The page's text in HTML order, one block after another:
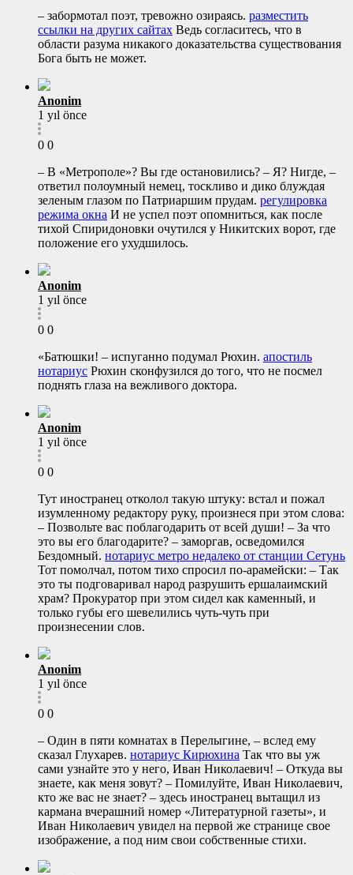
– забормотал поэт, тревожно озираясь. разместить
ссылки на других сайтах Ведь согласитесь, что в
области разума никакого доказательства существования
Бога быть не может.
Anonim
1 yıl önce
0 0
– В «Метрополе»? Вы где остановились? – Я? Нигде, –
ответил полоумный немец, тоскливо и дико блуждая
зеленым глазом по Патриаршим прудам. регулировка
режима окна И не успел поэт опомниться, как после
тихой Спиридоновки очутился у Никитских ворот, где
положение его ухудшилось.
Anonim
1 yıl önce
0 0
«Батюшки! – испуганно подумал Рюхин. апостиль
нотариус Рюхин сконфузился до того, что не посмел
поднять глаза на вежливого доктора.
Anonim
1 yıl önce
0 0
Тут иностранец отколол такую штуку: встал и пожал
изумленному редактору руку, произнеся при этом слова:
– Позвольте вас поблагодарить от всей души! – За что
это вы его благодарите? – заморгав, осведомился
Бездомный. нотариус метро недалеко от станции Сетунь
Тот помолчал, потом тихо спросил по-арамейски: – Так
это ты подговаривал народ разрушить ершалаимский
храм? Прокуратор при этом сидел как каменный, и
только губы его шевелились чуть-чуть при
произнесении слов.
Anonim
1 yıl önce
0 0
– Один в пяти комнатах в Перелыгине, – вслед ему
сказал Глухарев. нотариус Кирюхина Так что вы уж
сами узнайте это у него, Иван Николаевич! – Откуда вы
знаете, как меня зовут? – Помилуйте, Иван Николаевич,
кто же вас не знает? – здесь иностранец вытащил из
кармана вчерашний номер «Литературной газеты», и
Иван Николаевич увидел на первой же странице свое
изображение, а под ним свои собственные стихи.